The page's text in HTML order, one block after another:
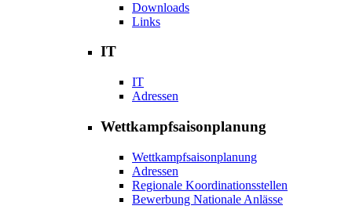
Downloads
Links
IT
IT
Adressen
Wettkampfsaisonplanung
Wettkampfsaisonplanung
Adressen
Regionale Koordinationsstellen
Bewerbung Nationale Anlässe